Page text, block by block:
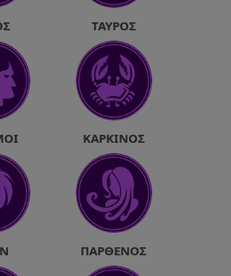
ΤΑΎΡΟΣ
ΚΑΡΚΊΝΟΣ
ΠΑΡΘΈΝΟΣ